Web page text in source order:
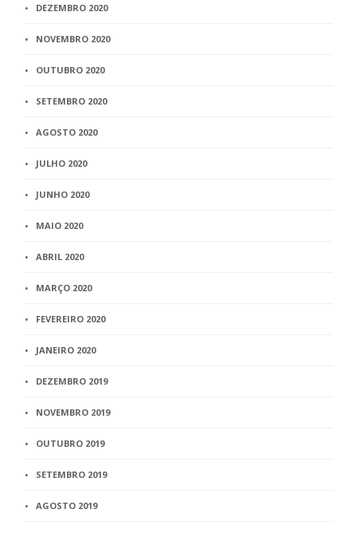
DEZEMBRO 2020
NOVEMBRO 2020
OUTUBRO 2020
SETEMBRO 2020
AGOSTO 2020
JULHO 2020
JUNHO 2020
MAIO 2020
ABRIL 2020
MARÇO 2020
FEVEREIRO 2020
JANEIRO 2020
DEZEMBRO 2019
NOVEMBRO 2019
OUTUBRO 2019
SETEMBRO 2019
AGOSTO 2019